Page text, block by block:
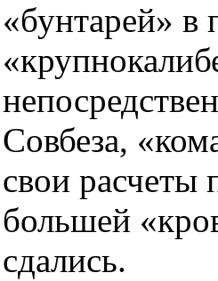
«бунтарей» в
Совбеза,
свои расчеты
большей
сдались.